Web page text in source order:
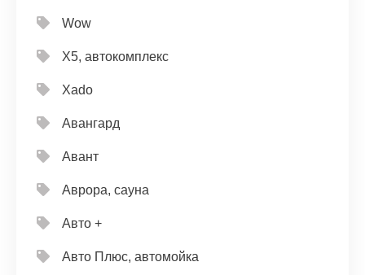
Wow
X5, автокомплекс
Xado
Авангард
Авант
Аврора, сауна
Авто +
Авто Плюс, автомойка